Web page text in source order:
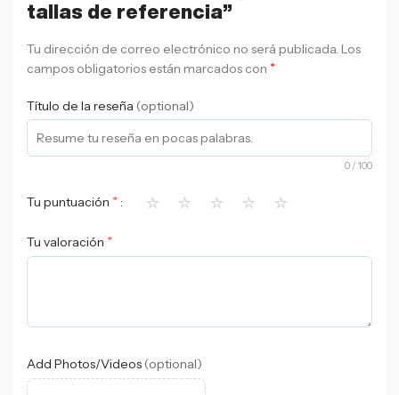
tallas de referencia”
Tu dirección de correo electrónico no será publicada. Los
campos obligatorios están marcados con *
Título de la reseña (optional)
0 / 100
Tu puntuación * ⭐ ⭐ ⭐ ⭐ ⭐
Tu valoración *
Add Photos/Videos (optional)